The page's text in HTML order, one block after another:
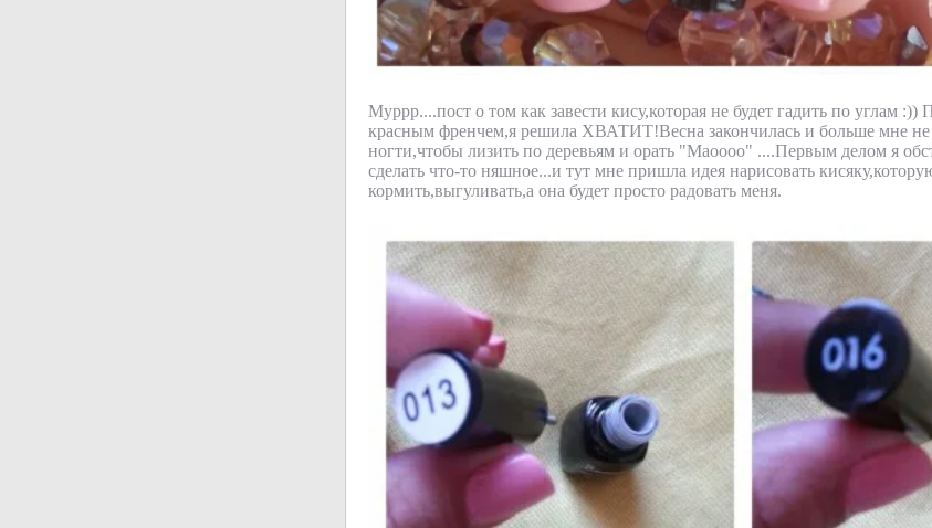
Муррр....пост о том как завести кису,которая не будет гадить по углам :))
красным френчем,я решила ХВАТИТ!Весна закончилась и больше мне
ногти,чтобы лизить по деревьям и орать "Маоооо" ....Первым делом я
сделать что-то няшное...и тут мне пришла идея нарисовать
кормить,выгуливать,а она будет просто радовать меня.